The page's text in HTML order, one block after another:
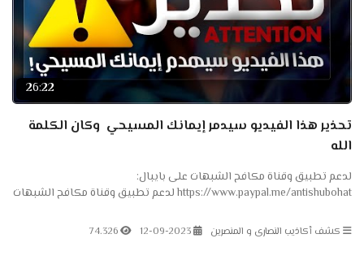
26:22
تحذير هذا الفيديو سيدمر إيمانك المسيحي ️️ وكان الكلمة
الله
لدعم تطبيق وقناة مكافح الشبهات على بايبال:
https://www.paypal.me/antishubohat لدعم تطبيق وقناة مكافح الشبهات
على...كشف أكاذيب النصارى و المنصرين 12-09-2023
74.326